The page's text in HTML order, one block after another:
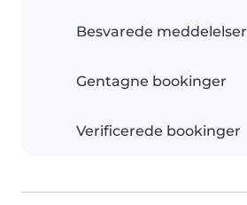
Besvarede meddelelser
Gentagne bookinger
Verificerede bookinger